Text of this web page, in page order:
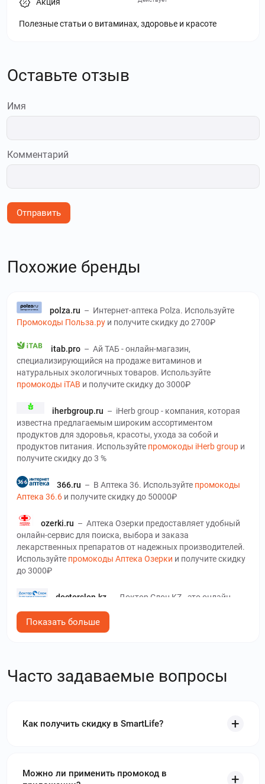
Полезные статьи о витаминах, здоровье и красоте
Оставьте отзыв
Имя
Комментарий
Отправить
Похожие бренды
polza.ru – Интернет-аптека Polza. Используйте
Промокоды Польза.ру и получите скидку до 2700₽
itab.pro –Ай ТАБ - онлайн-магазин,
специализирующийся на продаже витаминов и
натуральных экологичных товаров. Используйте
промокоды iTAB и получите скидку до 3000₽
iherbgroup.ru – iHerb group - компания, которая
известна предлагаемым широким ассортиментом
продуктов для здоровья, красоты, ухода за собой и
продуктов питания. Используйте промокоды iHerb group и
получите скидку до 3 %
366.ru – В Аптека 36. Используйте промокоды
Аптека 36.6 и получите скидку до 50000₽
ozerki.ru –Аптека Озерки предоставляет удобный
онлайн-сервис для поиска, выбора и заказа
лекарственных препаратов от надежных производителей.
Используйте промокоды Аптека Озерки и получите скидку
до 3000₽
doctorslon.kz–
Доктор Слон KZ - это онлайн-
магазин товаров для гигиены и ухода за полостью рта.
Используйте промокоды Доктор Слон KZ
скидку до 10 %
которая предлагает широкий ассортимент лекарственных
средств, витаминов, биологически активных добавок и
Используйте
скидку до 2490₽
Показать больше
Часто задаваемые вопросы
Как получить скидку в SmartLife?
Можно ли применить промокод в